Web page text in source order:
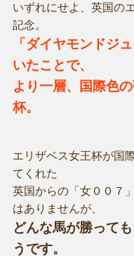
いずれにせよ、英国の
記念。
「ダイヤモンドジ
いたことで、
より一層、国際色
杯。
エリザベス女王杯が国
てくれた
英国からの「女００７
はありませんが、
どんな馬が勝って
うです。